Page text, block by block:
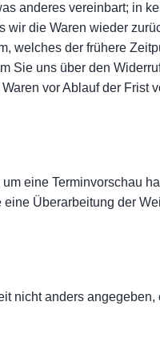
anderes vereinbart; in
die Waren wieder
welches der frühere
Sie uns über den
vor Ablauf der Frist
eine Terminvorschau
Überarbeitung der
nicht anders angegeben,